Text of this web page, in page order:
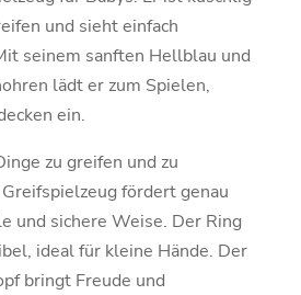
und sieht einfach
seinem sanften Hellblau und
lädt er zum Spielen,
ein.
zu greifen und zu
fördert genau
und sichere Weise. Der Ring
ideal für kleine Hände. Der
bringt Freude und